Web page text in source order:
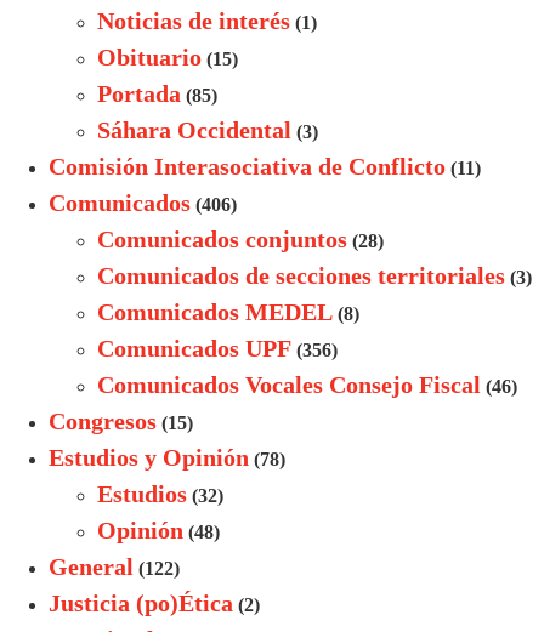
Noticias de interés (1)
Obituario (15)
Portada (85)
Sáhara Occidental (3)
Comisión Interasociativa de Conflicto (11)
Comunicados (406)
Comunicados conjuntos (28)
Comunicados de secciones territoriales (3)
Comunicados MEDEL (8)
Comunicados UPF (356)
Comunicados Vocales Consejo Fiscal (46)
Congresos (15)
Estudios y Opinión (78)
Estudios (32)
Opinión (48)
General (122)
Justicia (po)Ética (2)